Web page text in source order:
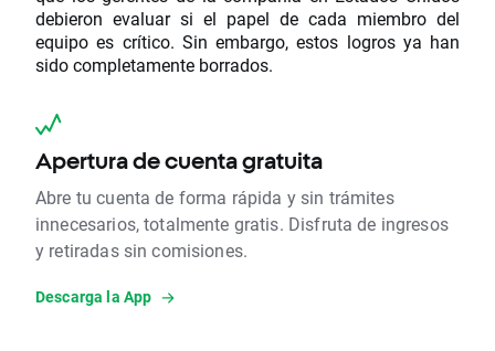
debieron evaluar si el papel de cada miembro del
equipo es crítico. Sin embargo, estos logros ya han
sido completamente borrados.
Apertura de cuenta gratuita
Abre tu cuenta de forma rápida y sin trámites
innecesarios, totalmente gratis. Disfruta de ingresos
y retiradas sin comisiones.
Descarga la App